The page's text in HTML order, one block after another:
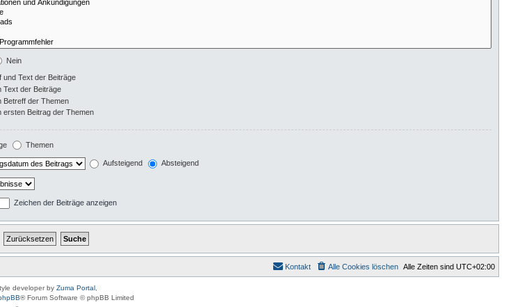
Nein
und Text der Beiträge
Text der Beiträge
Betreff der Themen
ersten Beitrag der Themen
Themen
Aufsteigend Absteigend
Zeichen der Beiträge anzeigen
Alle Zeiten sind UTC+02:00
Alle Cookies löschen
Kontakt
developer by Zuma Portal ,
® Forum Software © phpBB Limited